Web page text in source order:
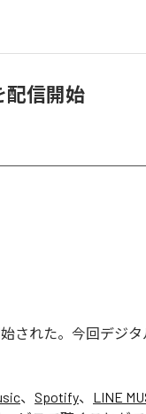
配信開始
始された。今回デジ
、 Spotify、 LINE